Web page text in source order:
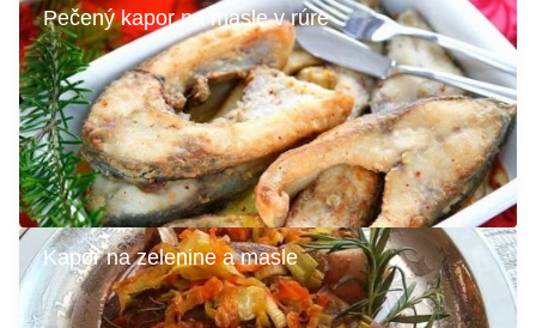
Pečený kapor na masle v rúre
Kapor na zelenine a masle